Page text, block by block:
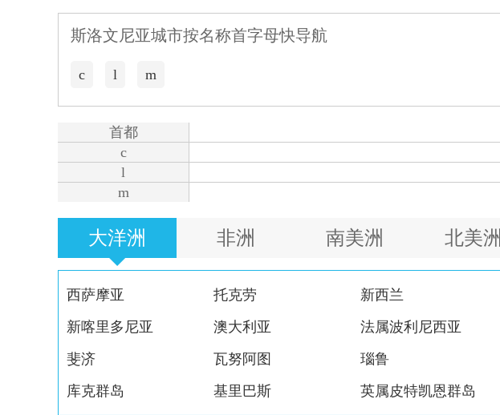
斯洛文尼亚城市按名称首字母快导航
c l m
首都
c
l
m
大洋洲 非洲 南美洲 北美洲
西萨摩亚 托克劳 新西兰
新喀里多尼亚
澳大利亚 法属波利尼西亚
斐济
瓦努阿图 瑙鲁
库克群岛
基里巴斯 英属皮特凯恩群岛